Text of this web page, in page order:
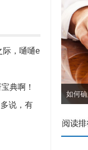
际，嗵嗵e
典啊！
说，有
横竖